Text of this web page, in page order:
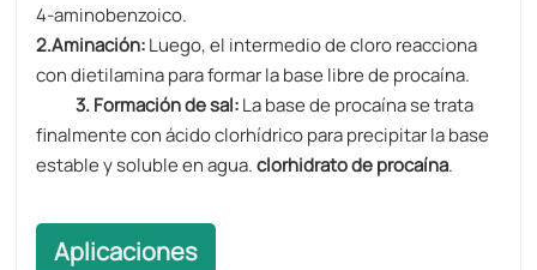
4-aminobenzoico.
2.Aminación:Luego, el intermedio de cloro reacciona
con dietilamina para formar la base libre de procaína.
3. Formación de sal:La base de procaína se trata
finalmente con ácido clorhídrico para precipitar la base
estable y soluble en agua.clorhidrato de procaína.
Aplicaciones